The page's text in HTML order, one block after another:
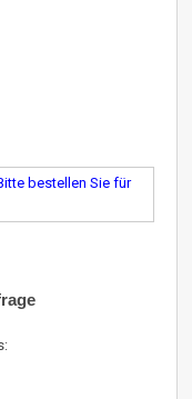
bestellen Sie für